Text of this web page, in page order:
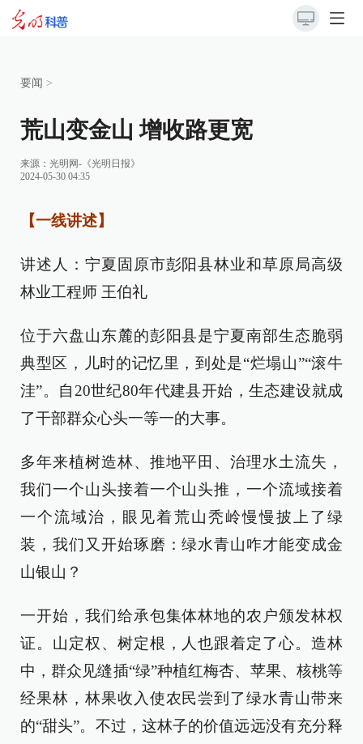
要闻 >
荒山变金山 增收路更宽
来源： 光明网-《光明日报》
2024-05-30 04:35
【一线讲述】
讲述人：宁夏固原市彭阳县林业和草原局高级
林业工程师 王伯礼
位于六盘山东麓的彭阳县是宁夏南部生态脆弱
典型区，儿时的记忆里，到处是“烂塌山”“滚牛
洼”。自20世纪80年代建县开始，生态建设就成
了干部群众心头一等一的大事。
多年来植树造林、推地平田、治理水土流失，
我们一个山头接着一个山头推，一个流域接着
一个流域治，眼见着荒山秃岭慢慢披上了绿
装，我们又开始琢磨：绿水青山咋才能变成金
山银山？
一开始，我们给承包集体林地的农户颁发林权
证。山定权、树定根，人也跟着定了心。造林
中，群众见缝插“绿”种植红梅杏、苹果、核桃等
经果林，林果收入使农民尝到了绿水青山带来
的“甜头”。不过，这林子的价值远远没有充分释